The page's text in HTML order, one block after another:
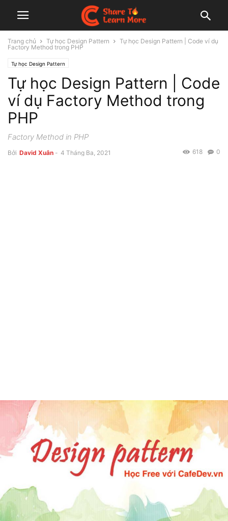
Trang chủ Tự học Design Pattern
Tự học Design Pattern | Code ví dụ
Factory Method trong PHP
Tự học Design Pattern
Tự học Design Pattern | Code
ví dụ Factory Method trong
PHP
Factory Method in PHP
Bởi David Xuân - 4 Tháng Ba, 2021 0
618